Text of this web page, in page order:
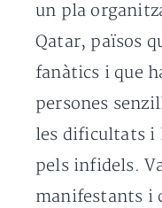
un pla
Qatar, països
fanàtics i que
persones
les dificultats i
pels infidels.
manifestants i